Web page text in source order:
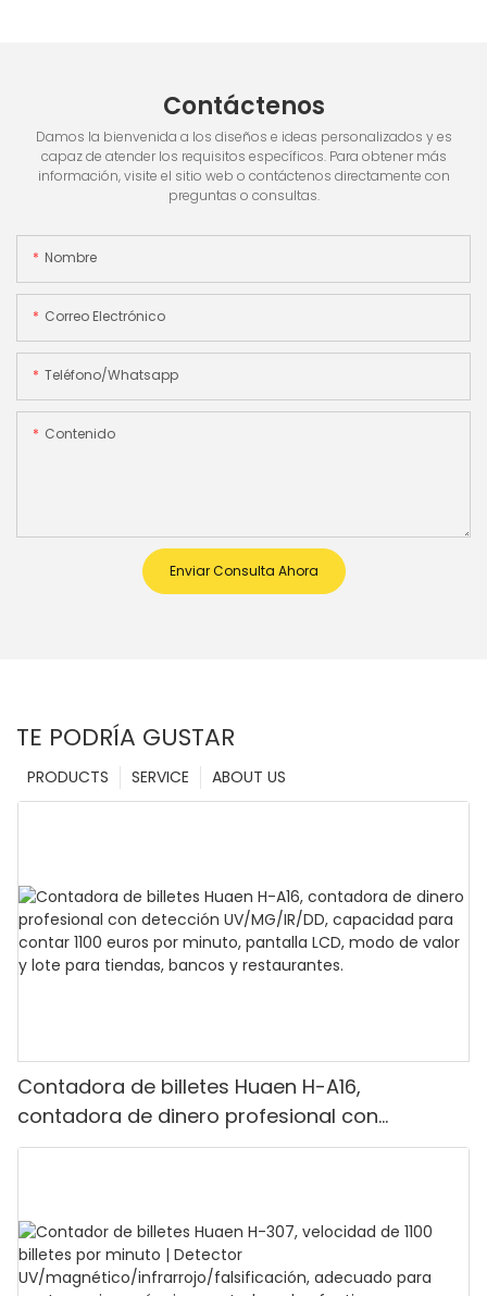
Contáctenos
Damos la bienvenida a los diseños e ideas personalizados y es
capaz de atender los requisitos específicos. Para obtener más
información, visite el sitio web o contáctenos directamente con
preguntas o consultas.
Nombre
Correo Electrónico
Teléfono/whatsapp
Contenido
Enviar Consulta Ahora
TE PODRÍA GUSTAR
ABOUT US
SERVICE
PRODUCTS
Contadora de billetes Huaen H-A16,
contadora de dinero profesional con
detección UV/MG/IR/DD, capacidad para
restaurantes.